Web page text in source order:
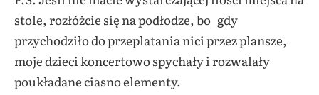
stole, rozłóżcie się na podłodze, bo gdy
przychodziło do przeplatania nici przez plansze,
moje dzieci koncertowo spychały i rozwalały
poukładane ciasno elementy.